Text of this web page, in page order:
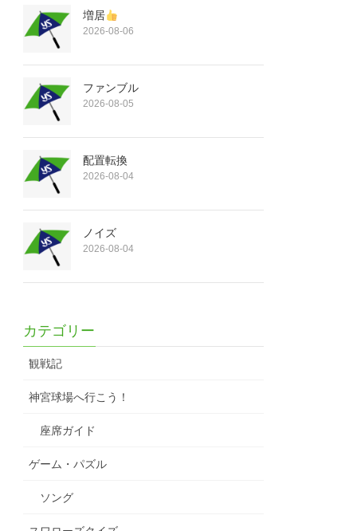
増居
2026-08-06
ファンブル
2026-08-05
配置転換
2026-08-04
ノイズ
2026-08-04
カテゴリー
観戦記
神宮球場へ行こう！
座席ガイド
ゲーム・パズル
ソング